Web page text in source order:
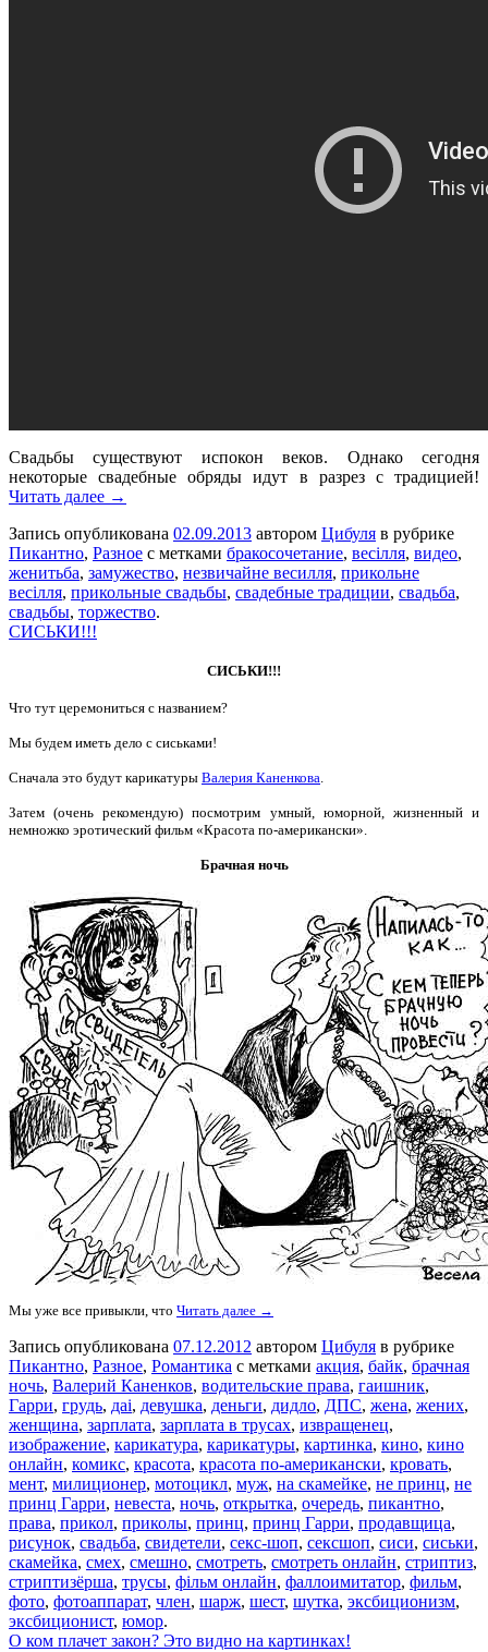
Свадьбы существуют испокон веков. Однако сегодня
некоторые свадебные обряды идут в разрез с традицией!
Читать далее →
Запись опубликована 02.09.2013 автором Цибуля в рубрике
Пикантно, Разное с метками бракосочетание, весілля, видео,
женитьба, замужество, незвичайне весилля, прикольне
весілля, прикольные свадьбы, свадебные традиции, свадьба,
свадьбы, торжество.
СИСЬКИ!!!
СИСЬКИ!!!
Что тут церемониться с названием?
Мы будем иметь дело с сиськами!
Сначала это будут карикатуры Валерия Каненкова.
Затем (очень рекомендую) посмотрим умный, юморной, жизненный и
немножко эротический фильм «Красота по-американски».
Брачная ночь
Мы уже все привыкли, что Читать далее →
Запись опубликована 07.12.2012 автором Цибуля в рубрике
Пикантно, Разное, Романтика с метками акция, байк, брачная
ночь, Валерий Каненков, водительские права, гаишник,
Гарри, грудь, даі, девушка, деньги, дидло, ДПС, жена, жених,
женщина, зарплата, зарплата в трусах, извращенец,
изображение, карикатура, карикатуры, картинка, кино, кино
онлайн, комикс, красота, красота по-американски, кровать,
мент, милиционер, мотоцикл, муж, на скамейке, не принц, не
принц Гарри, невеста, ночь, открытка, очередь, пикантно,
права, прикол, приколы, принц, принц Гарри, продавщица,
рисунок, свадьба, свидетели, секс-шоп, сексшоп, сиси, сиськи,
скамейка, смех, смешно, смотреть, смотреть онлайн, стриптиз,
стриптизёрша, трусы, фільм онлайн, фаллоимитатор, фильм,
фото, фотоаппарат, член, шарж, шест, шутка, эксбиционизм,
эксбиционист, юмор.
О ком плачет закон? Это видно на картинках!